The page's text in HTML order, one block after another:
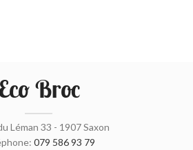
Broc
Léman 33 - 1907 Saxon
079 586 93 79